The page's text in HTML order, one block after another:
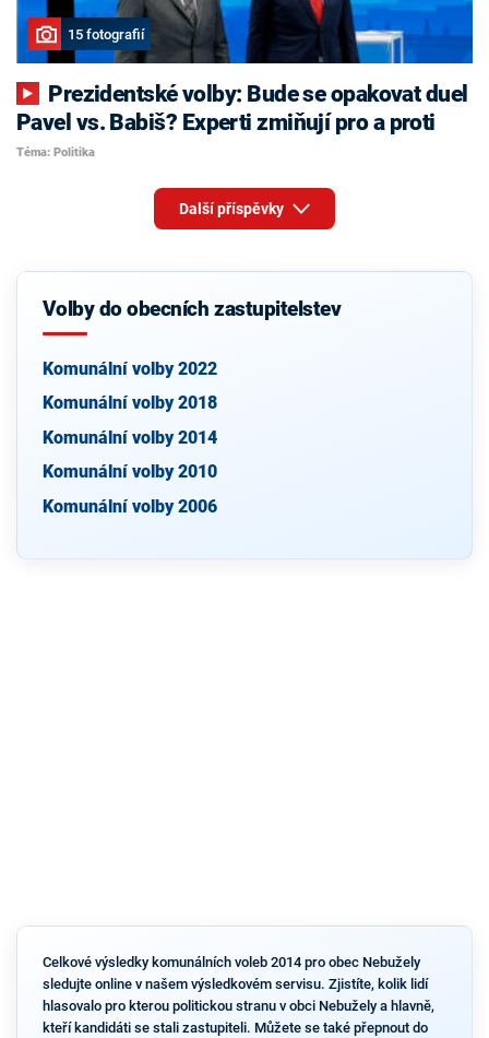
15 fotografií
Pavel vs. Babiš? Experti zmiňují pro a proti
Téma: Politika
Další příspěvky
Volby do obecních zastupitelstev
Komunální volby 2022
Komunální volby 2018
Komunální volby 2014
Komunální volby 2010
Komunální volby 2006
Celkové výsledky komunálních voleb 2014 pro obec Nebužely
sledujte online v našem výsledkovém servisu. Zjistíte, kolik lidí
hlasovalo pro kterou politickou stranu v obci Nebužely a hlavně,
kteří kandidáti se stali zastupiteli. Můžete se také přepnout do